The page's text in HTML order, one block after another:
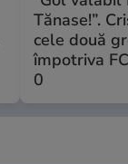
Tănase!”.
cele două
împotriva
0